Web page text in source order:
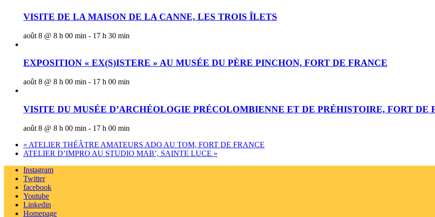
VISITE DE LA MAISON DE LA CANNE, LES TROIS ÎLETS
août 8 @ 8 h 00 min - 17 h 30 min
EXPOSITION « EX(S)ISTERE » AU MUSÉE DU PÈRE PINCHON, FORT DE FRANCE
août 8 @ 8 h 00 min - 17 h 00 min
VISITE DU MUSÉE D’ARCHÉOLOGIE PRÉCOLOMBIENNE ET DE PRÉHISTOIRE, FORT DE
août 8 @ 8 h 00 min - 17 h 00 min
« ATELIER THÉÂTRE AMATEURS ADO AU TOM, FORT DE FRANCE
ATELIER D’IMPRO AU STUDIO MAB’, SAINTE LUCE »
Instagram
Twitter
facebook
Youtube
Linkedin
Homepage